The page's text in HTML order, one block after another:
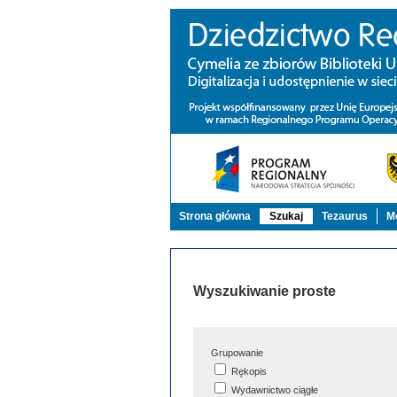
Strona główna Szukaj Tezaurus
Wyszukiwanie proste
Grupowanie
Rękopis
Wydawnictwo ciągłe